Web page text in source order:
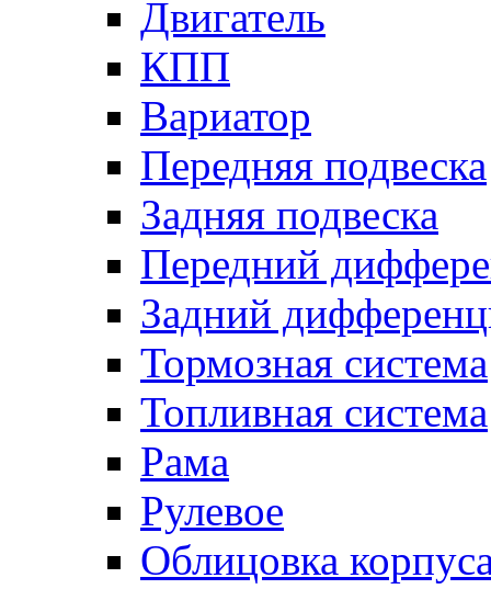
Двигатель
КПП
Вариатор
Передняя подвеска
Задняя подвеска
Передний
Задний
Тормозная система
Топливная система
Рама
Рулевое
Облицовка